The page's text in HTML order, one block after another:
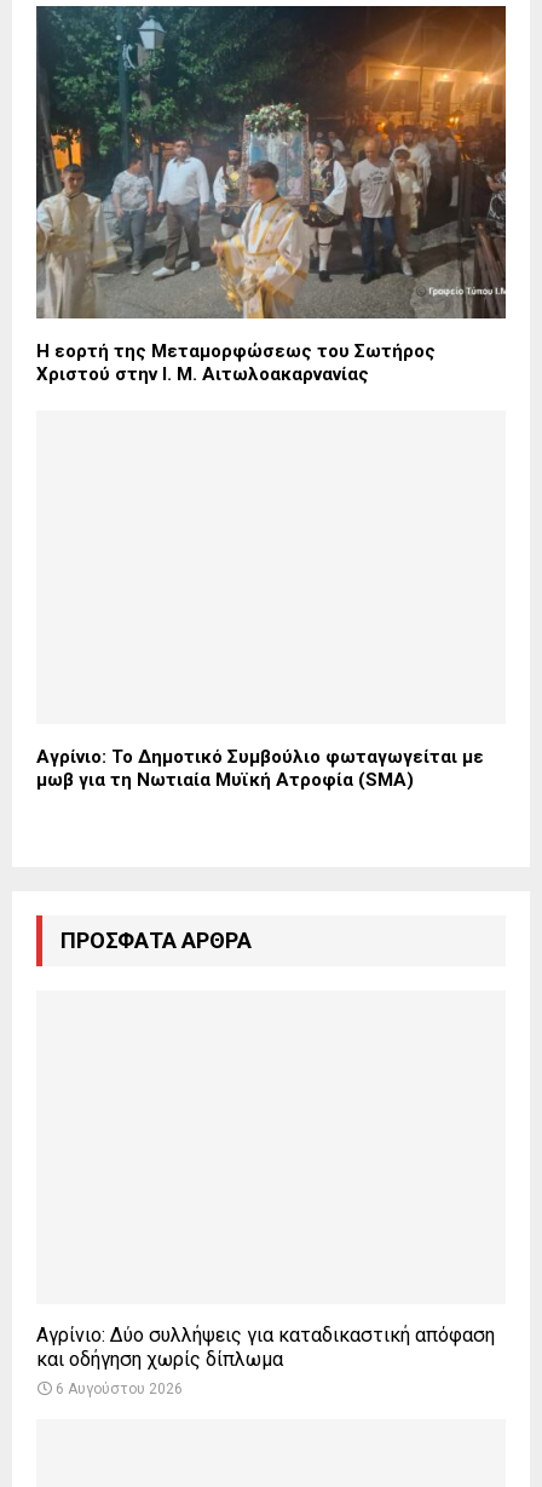
Η εορτή της Μεταμορφώσεως του Σωτήρος
Χριστού στην Ι. Μ. Αιτωλοακαρνανίας
Αγρίνιο: Το Δημοτικό Συμβούλιο φωταγωγείται με
μωβ για τη Νωτιαία Μυϊκή Ατροφία (SMA)
ΠΡΌΣΦΑΤΑ ΆΡΘΡΑ
Αγρίνιο: Δύο συλλήψεις για καταδικαστική απόφαση
και οδήγηση χωρίς δίπλωμα
6 Αυγούστου 2026